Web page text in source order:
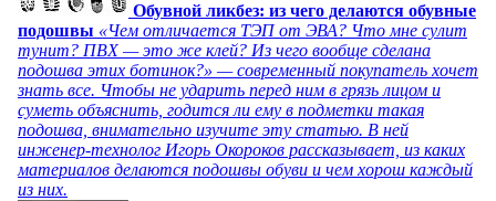
Обувной ликбез: из чего делаются обувные
подошвы «Чем отличается ТЭП от ЭВА? Что мне сулит
тунит? ПВХ — это же клей? Из чего вообще сделана
подошва этих ботинок?» — современный покупатель хочет
знать все. Чтобы не ударить перед ним в грязь лицом и
суметь объяснить, годится ли ему в подметки такая
подошва, внимательно изучите эту статью. В ней
инженер-технолог Игорь Окороков рассказывает, из каких
материалов делаются подошвы обуви и чем хорош каждый
из них.